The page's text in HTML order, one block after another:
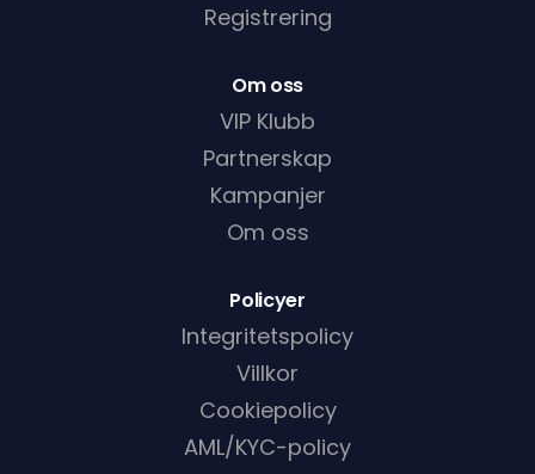
Registrering
Om oss
VIP Klubb
Partnerskap
Kampanjer
Om oss
Policyer
Integritetspolicy
Villkor
Cookiepolicy
AML/KYC-policy